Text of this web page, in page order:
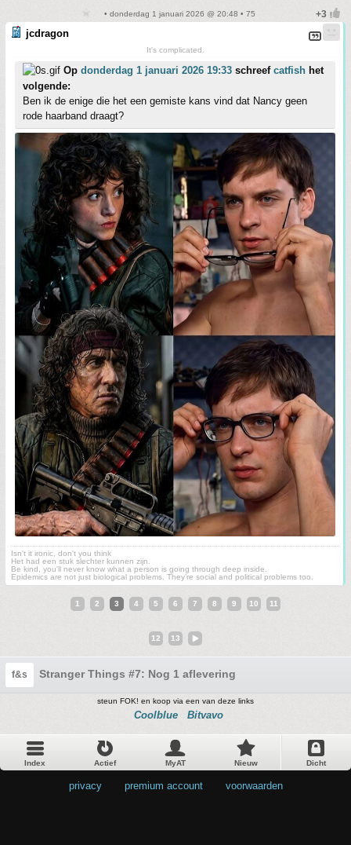
• donderdag 1 januari 2026 @ 20:48 • 75
jcdragon
It's complicated.
Op donderdag 1 januari 2026 19:33 schreef catfish het
volgende:
Ben ik de enige die het een gemiste kans vind dat Nancy geen
rode haarband draagt?
Isn't it ironic, don't you think
Het had een stuk slechter kunnen zijn.
Be kind, you'll never know what a person is going through deep inside.
Epidemics are not just biological problems. They’re social and political problems too.
1 2 3 4 5 6 7 8 9 10 11
12 13
f&s Stranger Things #7: Nog 1 aflevering
steun FOK! en koop via een van deze links
Coolblue Bitvavo
Index Actief MyAT Nieuw Dicht
privacy premium account voorwaarden